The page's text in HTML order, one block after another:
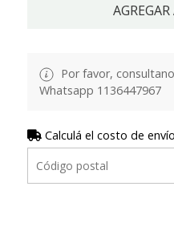
Por favor,
Whatsapp 1136447967
Calculá el costo de envío